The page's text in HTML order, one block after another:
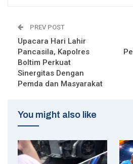
PREV POST
Upacara Hari Lahir
Pancasila, Kapolres
Boltim Perkuat
Sinergitas Dengan
Pemda dan Masyarakat
You might also like